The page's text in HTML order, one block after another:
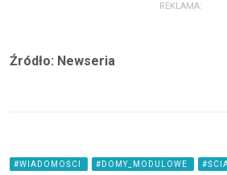
REKLAMA:
Źródło: Newseria
#WIADOMOŚCI #DOMY_MODULOWE